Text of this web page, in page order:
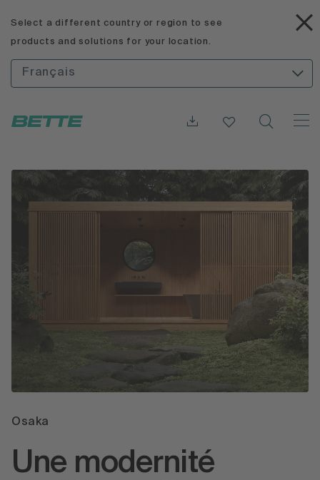
Select a different country or region to see
products and solutions for your location.
Français
Osaka
Une modernité